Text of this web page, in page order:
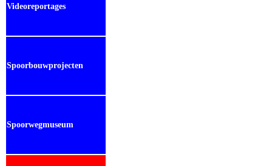
Videoreportages
Spoorbouwprojecten
Spoorwegmuseum